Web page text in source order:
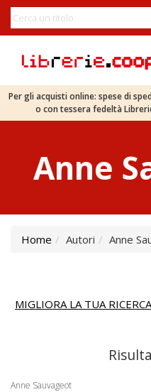
Per gli acquisti online: spese di
o con tessera fedeltà
Anne
Home Autori Anne
MIGLIORA LA TUA
Anne Sauvageot